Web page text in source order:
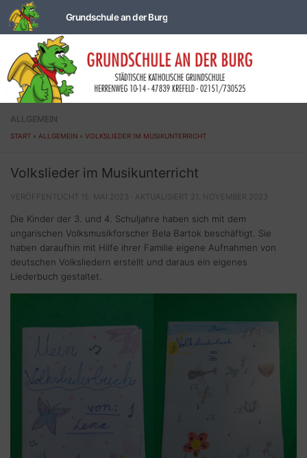
Zum Inhalt springen
ALLGEMEIN
START » ALLGEMEIN » VOLKSLIEDER IM MUSIKUNTERRICHT
Volkslieder im Musikunterricht
VERÖFFENTLICHT 15. MAI 2023 · AKTUALISIERT 21. NOVEMBER 2023
Die Kinder der 3. und 4. Schuljahre haben sich mit dem
ungarischen Volksmusikforscher Bela Bartok beschäftigt. Sie
haben daraufhin mit Hilfe ihrer Familie eigene Aufnahmen von
deutschen Volksliedern erstellt und daraus ein eigenes
Liederbuch gestaltet.